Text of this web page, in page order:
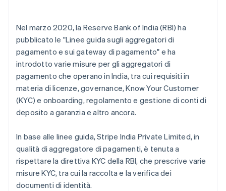
Nel marzo 2020, la Reserve Bank of India (RBI) ha
pubblicato le "Linee guida sugli aggregatori di
pagamento e sui gateway di pagamento" e ha
introdotto varie misure per gli aggregatori di
pagamento che operano in India, tra cui requisiti in
materia di licenze, governance, Know Your Customer
(KYC) e onboarding, regolamento e gestione di conti di
deposito a garanzia e altro ancora.
In base alle linee guida, Stripe India Private Limited, in
qualità di aggregatore di pagamenti, è tenuta a
rispettare la direttiva KYC della RBI, che prescrive varie
misure KYC, tra cui la raccolta e la verifica dei
documenti di identità.